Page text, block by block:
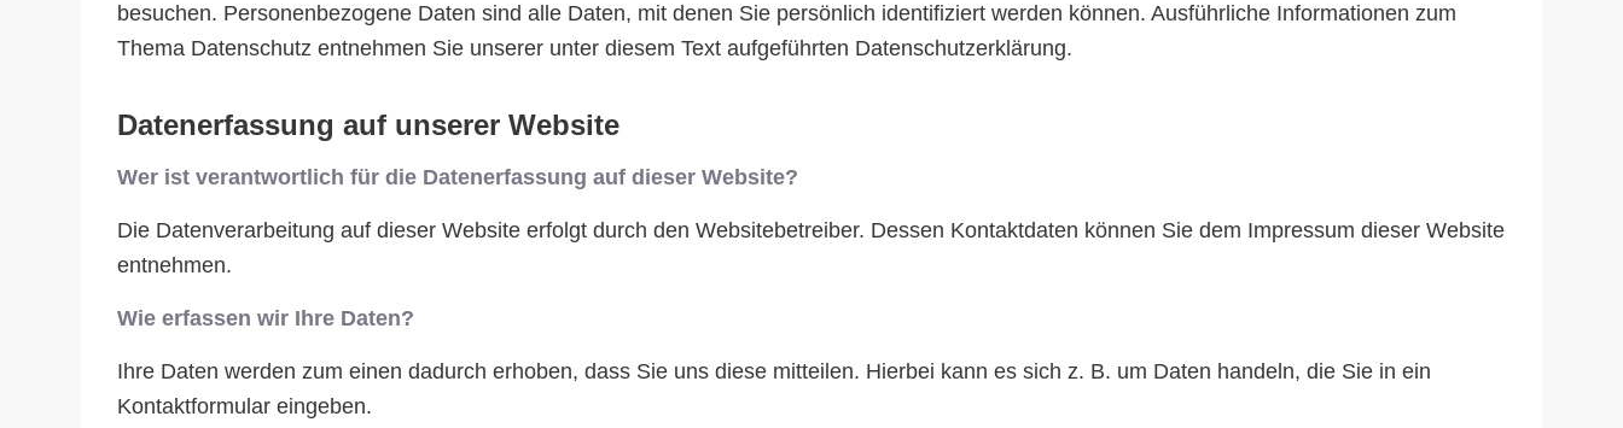
besuchen. Personenbezogene Daten sind alle Daten, mit denen Sie persönlich identifiziert werden können. Ausführliche Informationen zum
Thema Datenschutz entnehmen Sie unserer unter diesem Text aufgeführten Datenschutzerklärung.
Datenerfassung auf unserer Website
Wer ist verantwortlich für die Datenerfassung auf dieser Website?
Die Datenverarbeitung auf dieser Website erfolgt durch den Websitebetreiber. Dessen Kontaktdaten können Sie dem Impressum dieser Website
entnehmen.
Wie erfassen wir Ihre Daten?
Ihre Daten werden zum einen dadurch erhoben, dass Sie uns diese mitteilen. Hierbei kann es sich z. B. um Daten handeln, die Sie in ein
Kontaktformular eingeben.